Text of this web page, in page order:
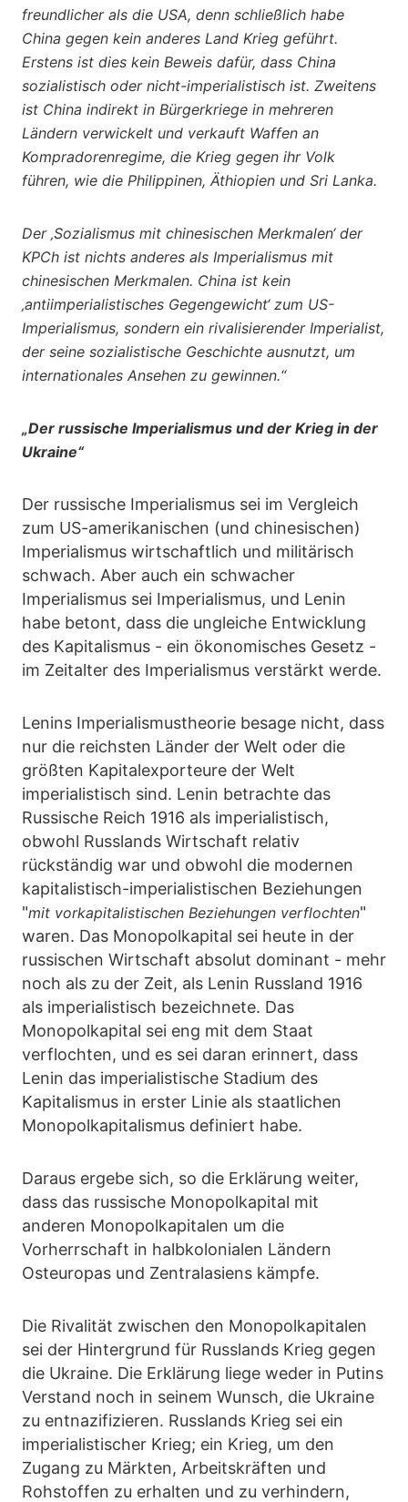
freundlicher als die USA, denn schließlich habe
China gegen kein anderes Land Krieg geführt.
Erstens ist dies kein Beweis dafür, dass China
sozialistisch oder nicht-imperialistisch ist. Zweitens
ist China indirekt in Bürgerkriege in mehreren
Ländern verwickelt und verkauft Waffen an
Kompradorenregime, die Krieg gegen ihr Volk
führen, wie die Philippinen, Äthiopien und Sri Lanka.
Der ‚Sozialismus mit chinesischen Merkmalen‘ der
KPCh ist nichts anderes als Imperialismus mit
chinesischen Merkmalen. China ist kein
‚antiimperialistisches Gegengewicht‘ zum US-
Imperialismus, sondern ein rivalisierender Imperialist,
der seine sozialistische Geschichte ausnutzt, um
internationales Ansehen zu gewinnen.“
„Der russische Imperialismus und der Krieg in der
Ukraine“
Der russische Imperialismus sei im Vergleich
zum US-amerikanischen (und chinesischen)
Imperialismus wirtschaftlich und militärisch
schwach. Aber auch ein schwacher
Imperialismus sei Imperialismus, und Lenin
habe betont, dass die ungleiche Entwicklung
des Kapitalismus - ein ökonomisches Gesetz -
im Zeitalter des Imperialismus verstärkt werde.
Lenins Imperialismustheorie besage nicht, dass
nur die reichsten Länder der Welt oder die
größten Kapitalexporteure der Welt
imperialistisch sind. Lenin betrachte das
Russische Reich 1916 als imperialistisch,
obwohl Russlands Wirtschaft relativ
rückständig war und obwohl die modernen
kapitalistisch-imperialistischen Beziehungen
"mit vorkapitalistischen Beziehungen verflochten"
waren. Das Monopolkapital sei heute in der
russischen Wirtschaft absolut dominant - mehr
noch als zu der Zeit, als Lenin Russland 1916
als imperialistisch bezeichnete. Das
Monopolkapital sei eng mit dem Staat
verflochten, und es sei daran erinnert, dass
Lenin das imperialistische Stadium des
Kapitalismus in erster Linie als staatlichen
Monopolkapitalismus definiert habe.
Daraus ergebe sich, so die Erklärung weiter,
dass das russische Monopolkapital mit
anderen Monopolkapitalen um die
Vorherrschaft in halbkolonialen Ländern
Osteuropas und Zentralasiens kämpfe.
Die Rivalität zwischen den Monopolkapitalen
sei der Hintergrund für Russlands Krieg gegen
die Ukraine. Die Erklärung liege weder in Putins
Verstand noch in seinem Wunsch, die Ukraine
zu entnazifizieren. Russlands Krieg sei ein
imperialistischer Krieg; ein Krieg, um den
Zugang zu Märkten, Arbeitskräften und
Rohstoffen zu erhalten und zu verhindern,